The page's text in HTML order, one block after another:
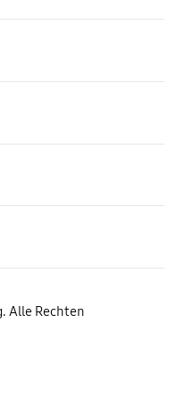
Alle Rechten